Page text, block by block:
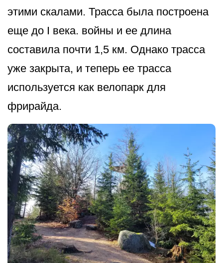
этими скалами. Трасса была построена
еще до I века. войны и ее длина
составила почти 1,5 км. Однако трасса
уже закрыта, и теперь ее трасса
используется как велопарк для
фрирайда.